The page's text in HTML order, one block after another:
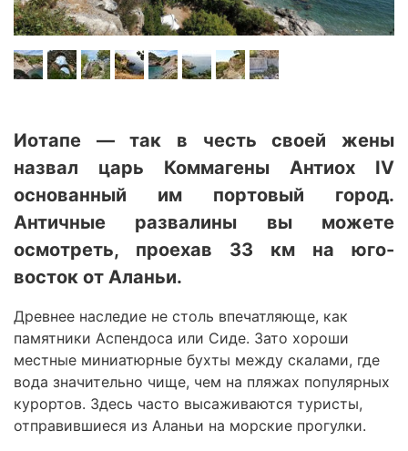
Иотапе — так в честь своей жены
назвал царь Коммагены Антиох IV
основанный им портовый город.
Античные развалины вы можете
осмотреть, проехав 33 км на юго-
восток от Аланьи.
Древнее наследие не столь впечатляюще, как
памятники Аспендоса или Сиде. Зато хороши
местные миниатюрные бухты между скалами, где
вода значительно чище, чем на пляжах популярных
курортов. Здесь часто высаживаются туристы,
отправившиеся из Аланьи на морские прогулки.